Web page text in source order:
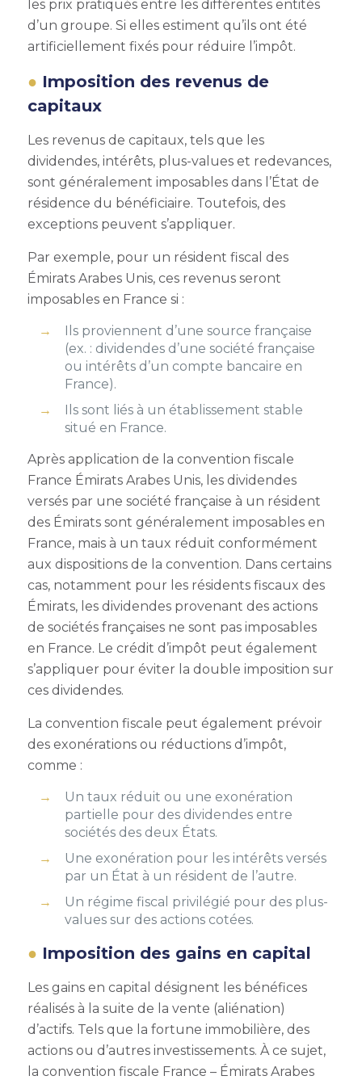
les prix pratiqués entre les différentes entités
d’un groupe. Si elles estiment qu’ils ont été
artificiellement fixés pour réduire l’impôt.
Imposition des revenus de
capitaux
Les revenus de capitaux, tels que les
dividendes, intérêts, plus-values et redevances,
sont généralement imposables dans l’État de
résidence du bénéficiaire. Toutefois, des
exceptions peuvent s’appliquer.
Par exemple, pour un résident fiscal des
Émirats Arabes Unis, ces revenus seront
imposables en France si :
Ils proviennent d’une source française
(ex. : dividendes d’une société française
ou intérêts d’un compte bancaire en
France).
Ils sont liés à un établissement stable
situé en France.
Après application de la convention fiscale
France Émirats Arabes Unis, les dividendes
versés par une société française à un résident
des Émirats sont généralement imposables en
France, mais à un taux réduit conformément
aux dispositions de la convention. Dans certains
cas, notamment pour les résidents fiscaux des
Émirats, les dividendes provenant des actions
de sociétés françaises ne sont pas imposables
en France. Le crédit d’impôt peut également
s’appliquer pour éviter la double imposition sur
ces dividendes.
La convention fiscale peut également prévoir
des exonérations ou réductions d’impôt,
comme :
Un taux réduit ou une exonération
partielle pour des dividendes entre
sociétés des deux États.
Une exonération pour les intérêts versés
par un État à un résident de l’autre.
Un régime fiscal privilégié pour des plus-
values sur des actions cotées.
Imposition des gains en capital
Les gains en capital désignent les bénéfices
réalisés à la suite de la vente (aliénation)
d’actifs. Tels que la fortune immobilière, des
actions ou d’autres investissements. À ce sujet,
la convention fiscale France – Émirats Arabes